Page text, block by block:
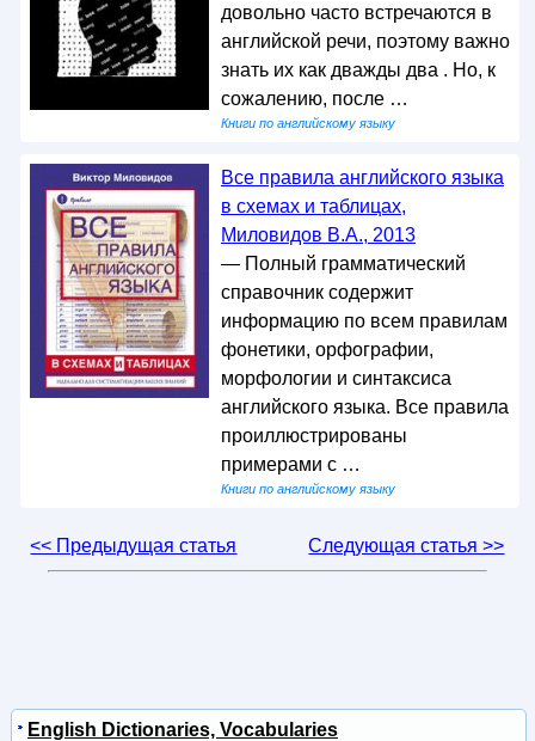
довольно часто встречаются в
английской речи, поэтому важно
знать их как дважды два . Но, к
сожалению, после …
Книги по английскому языку
Все правила английского языка
в схемах и таблицах,
Миловидов В.А., 2013
— Полный грамматический
справочник содержит
информацию по всем правилам
фонетики, орфографии,
морфологии и синтаксиса
английского языка. Все правила
проиллюстрированы
примерами с …
Книги по английскому языку
<< Предыдущая статья Следующая статья >>
English Dictionaries, Vocabularies